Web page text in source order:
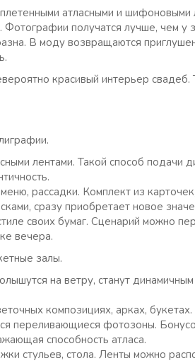
атласными и шифоновыми
получатся лучше, чем у
В моду возвращаются
красивый интерьер свадеб.
лентами. Такой способ подачи
рассадки. Комплект из
сразу приобретает новое
своих бумаг. Сценарий можно
вечера.
залы.
на ветру, станут
композициях, арках, букетах.
переливающиеся фотозоны.
способность атласа.
стульев, стола. Ленты можно